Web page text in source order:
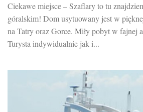
Ciekawe miejsce – Szaflary to tu
góralskim! Dom usytuowany jest w
na Tatry oraz Gorce. Miły pobyt w fajnej
Turysta indywidualnie jak i...